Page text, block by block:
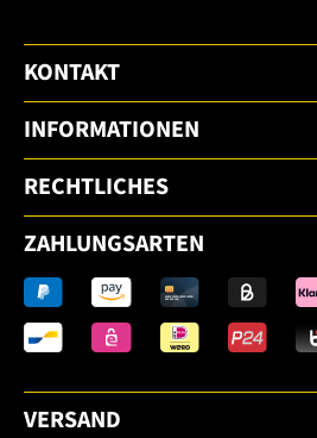
KONTAKT
INFORMATIONEN
RECHTLICHES
ZAHLUNGSARTEN
VERSAND